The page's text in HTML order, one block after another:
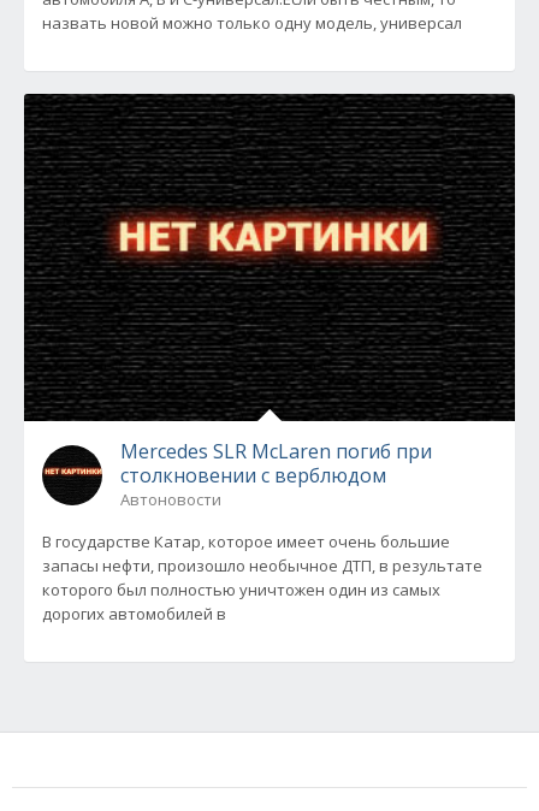
назвать новой можно только одну модель, универсал
Mercedes SLR McLaren погиб при
столкновении с верблюдом
Автоновости
В государстве Катар, которое имеет очень большие
запасы нефти, произошло необычное ДТП, в результате
которого был полностью уничтожен один из самых
дорогих автомобилей в